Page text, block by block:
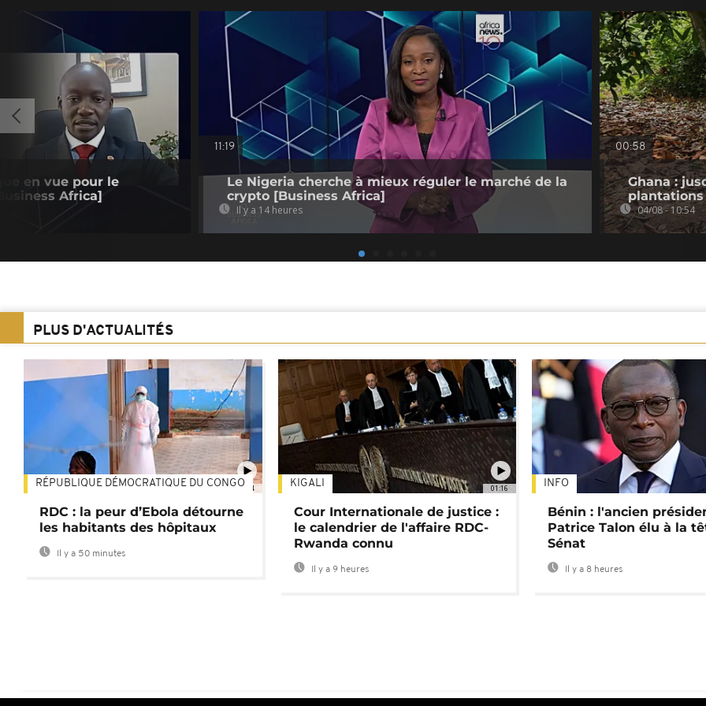
en vue pour le
Africa]
11:19
Le Nigeria cherche à mieux réguler le marché de la
crypto [Business Africa]
Il y a 14 heures
00:58
Ghana :
plantations
04/08 - 10:54
PLUS D'ACTUALITÉS
01:34
RÉPUBLIQUE DÉMOCRATIQUE DU CONGO
RDC : la peur d’Ebola détourne
les habitants des hôpitaux
Il y a 50 minutes
01:16
KIGALI
Cour Internationale de justice :
le calendrier de l'affaire RDC-
Rwanda connu
Il y a 9 heures
INFO
Bénin : l'ancien
Patrice Talon élu à la
Sénat
Il y a 8 heures